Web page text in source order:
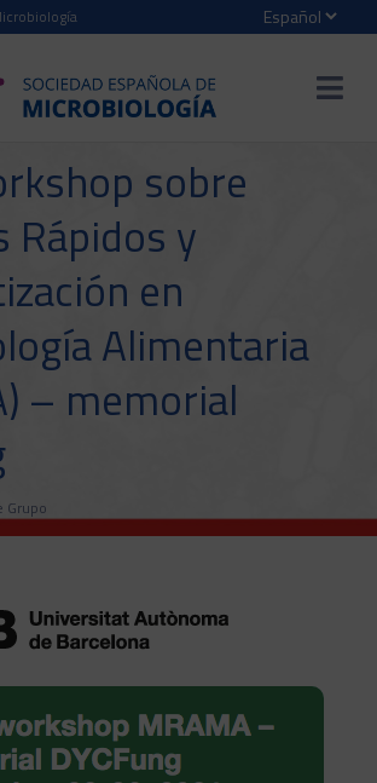
sobre
Rápidos y
en
Alimentaria
– memorial
Grupo